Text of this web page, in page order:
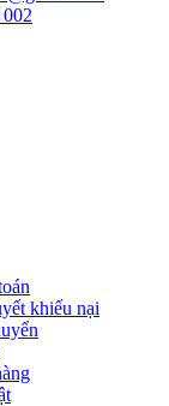
khiếu nại